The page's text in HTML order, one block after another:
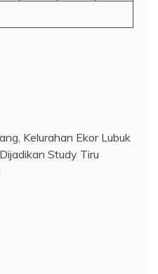
Kelurahan Ekor Lubuk
Study Tiru